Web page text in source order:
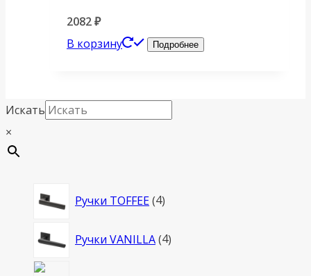
2082₽
В корзину
Подробнее
Искать
×
Ручки TOFFEE 44
Ручки VANILLA 44